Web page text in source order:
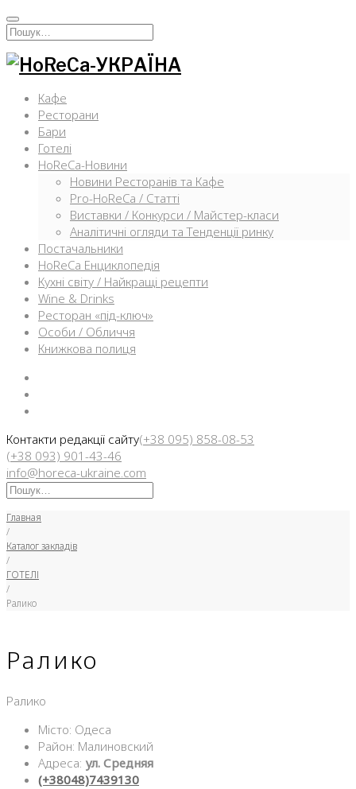
Перейти
кИскать:
Кафе
Ресторани
Бари
Готелі
HoReCa-Новини
Новини Ресторанів та Кафе
Pro-HoReCa / Статті
Виставки / Конкурси / Майстер-класи
Аналітичні огляди та Тенденції ринку
Постачальники
HoReCa Енциклопедія
Кухні світу / Найкращі рецепти
Wine & Drinks
Ресторан «під-ключ»
Особи / Обличчя
Книжкова полиця
Контакти редакції сайту(+38 095) 858-08-53
(+38 093) 901-43-46
info@horeca-ukraine.com
Искать:
Главная
/
Каталог закладів
/
ГОТЕЛІ
/
Ралико
Ралико
Ралико
Місто: Одеса
Район: Малиновский
Адреса: ул. Средняя
(+38048)7439130